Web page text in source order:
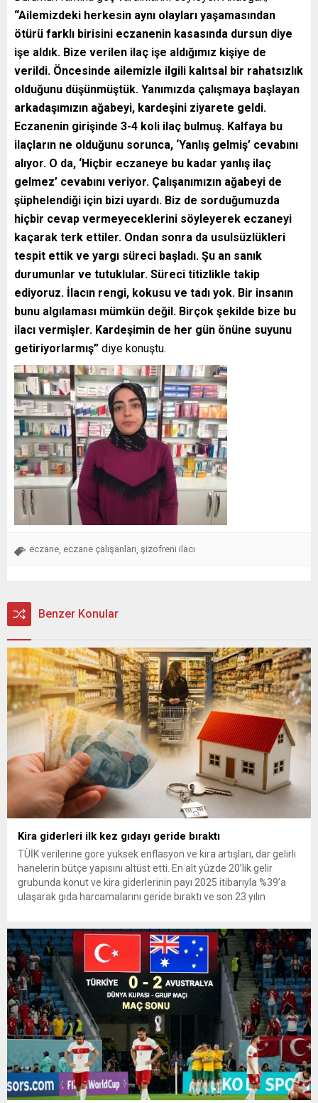
“Ailemizdeki herkesin aynı olayları yaşamasından
ötürü farklı birisini eczanenin kasasında dursun diye
işe aldık. Bize verilen ilaç işe aldığımız kişiye de
verildi. Öncesinde ailemizle ilgili kalıtsal bir rahatsızlık
olduğunu düşünmüştük. Yanımızda çalışmaya başlayan
arkadaşımızın ağabeyi, kardeşini ziyarete geldi.
Eczanenin girişinde 3-4 koli ilaç bulmuş. Kalfaya bu
ilaçların ne olduğunu sorunca, ‘Yanlış gelmiş’ cevabını
alıyor. O da, ‘Hiçbir eczaneye bu kadar yanlış ilaç
gelmez’ cevabını veriyor. Çalışanımızın ağabeyi de
şüphelendiği için bizi uyardı. Biz de sorduğumuzda
hiçbir cevap vermeyeceklerini söyleyerek eczaneyi
kaçarak terk ettiler. Ondan sonra da usulsüzlükleri
tespit ettik ve yargı süreci başladı. Şu an sanık
durumunlar ve tutuklular. Süreci titizlikle takip
ediyoruz. İlacın rengi, kokusu ve tadı yok. Bir insanın
bunu algılaması mümkün değil. Birçok şekilde bize bu
ilacı vermişler. Kardeşimin de her gün önüne suyunu
getiriyorlarmış” diye konuştu.
eczane eczane çalışanları şizofreni ilacı
Benzer Konular
Kira giderleri ilk kez gıdayı geride bıraktı
TÜİK verilerine göre yüksek enflasyon ve kira artışları, dar gelirli
hanelerin bütçe yapısını altüst etti. En alt yüzde 20’lik gelir
grubunda konut ve kira giderlerinin payı 2025 itibarıyla %39’a
ulaşarak gıda harcamalarını geride bıraktı ve son 23 yılın